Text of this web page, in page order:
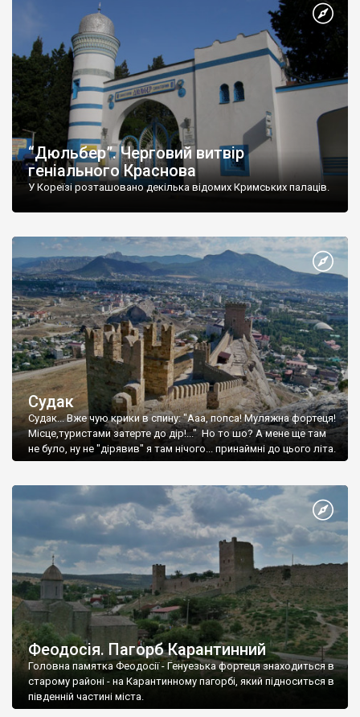
“Дюльбер”. Черговий витвір
геніального Краснова
У Кореїзі розташовано декілька відомих Кримських палаців.
Судак
Судак... Вже чую крики в спину: "Ааа, попса! Муляжна фортеця!
Місце,туристами затерте до дір!..." Но то шо? А мене ще там
не було, ну не "дірявив" я там нічого... принаймні до цього літа.
Феодосія. Пагорб Карантинний
Головна памятка Феодосії - Генуезька фортеця знаходиться в
старому районі - на Карантинному пагорбі, який підноситься в
південній частині міста.